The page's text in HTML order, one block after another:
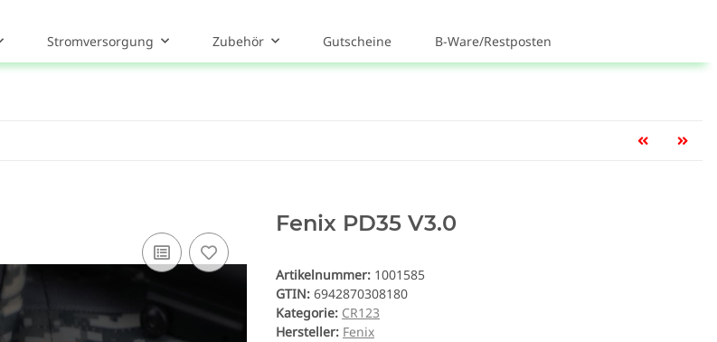
Stromversorgung Zubehör Gutscheine B-Ware/Restposten
Fenix PD35 V3.0
Artikelnummer: 1001585
GTIN: 6942870308180
Kategorie: CR123
Hersteller: Fenix